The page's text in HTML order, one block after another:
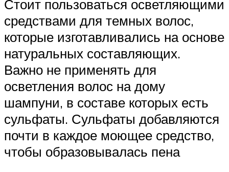
Стоит пользоваться осветляющими
средствами для темных волос,
которые изготавливались на основе
натуральных составляющих.
Важно не применять для
осветления волос на дому
шампуни, в составе которых есть
сульфаты. Сульфаты добавляются
почти в каждое моющее средство,
чтобы образовывалась пена